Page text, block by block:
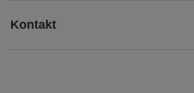
Kontakt